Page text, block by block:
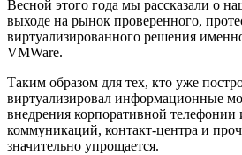
Весной этого года мы рассказали о
выходе на рынок проверенного,
виртуализированного решения
VMWare.
Таким образом для тех, кто уже
виртуализировал информационные
внедрения корпоративной
коммуникаций, контакт-центра и
значительно упрощается.